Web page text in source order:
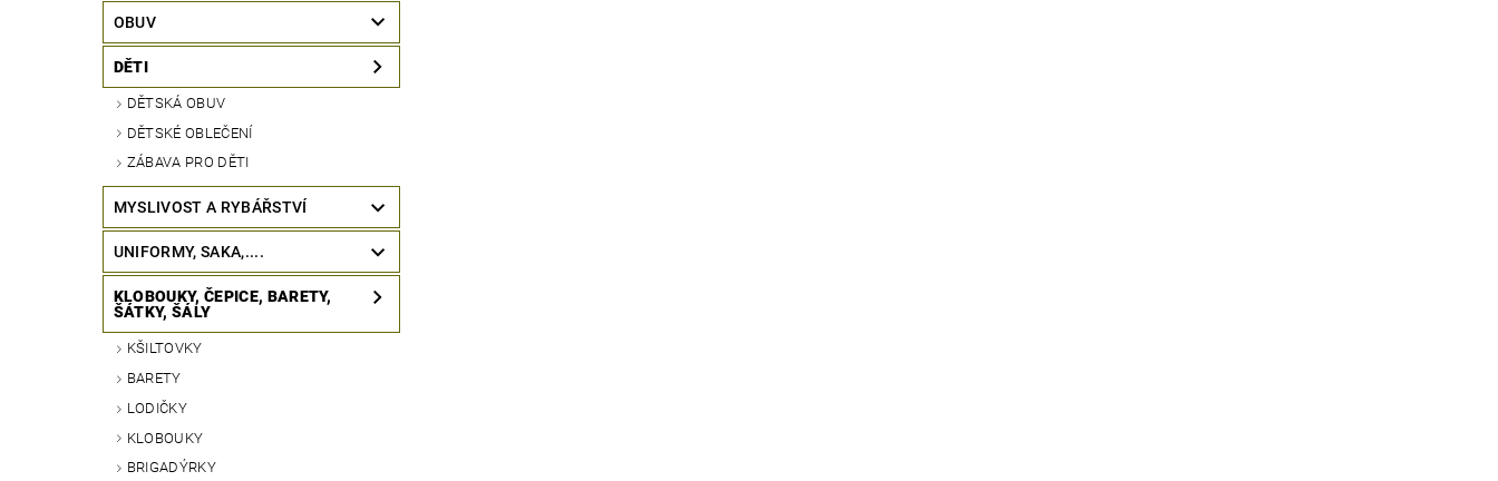
OBUV
DĚTI
DĚTSKÁ OBUV
DĚTSKÉ OBLEČENÍ
ZÁBAVA PRO DĚTI
MYSLIVOST A RYBÁŘSTVÍ
UNIFORMY, SAKA,....
KLOBOUKY, ČEPICE, BARETY,
ŠÁTKY, ŠÁLY
KŠILTOVKY
BARETY
LODIČKY
KLOBOUKY
BRIGADÝRKY